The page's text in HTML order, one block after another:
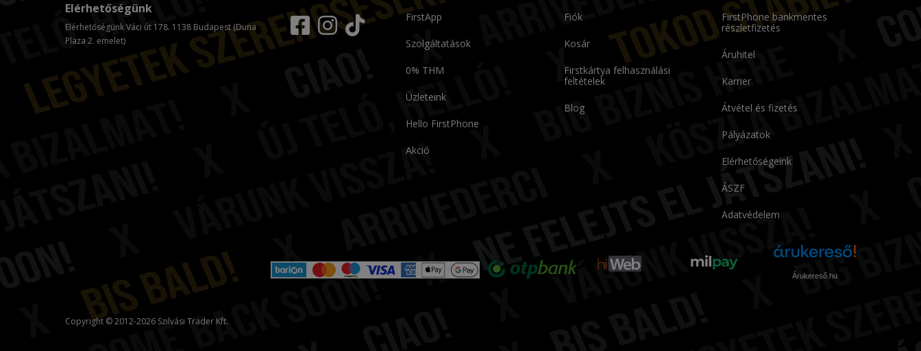
FirstApp
Szolgáltatások
0% THM
Üzleteink
Hello FirstPhone
Akció
Fiók
Kosár
Firstkártya felhasználási
feltételek
Blog
FirstPhone bankmentes
részletfizetés
Áruhitel
Karrier
Átvétel és fizetés
Pályázatok
Elérhetőségeink
ÁSZF
Adatvédelem
Elérhetőségünk
Elérhetőségünk Váci út 178. 1138 Budapest (Duna
Plaza 2. emelet)
Árukereső.hu
Copyright © 2012-2026 Szilvási Trader Kft.